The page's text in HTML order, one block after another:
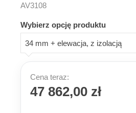
AV3108
Wybierz opcję produktu
34 mm + elewacja, z izolacją
Cena teraz:
47 862,00 zł